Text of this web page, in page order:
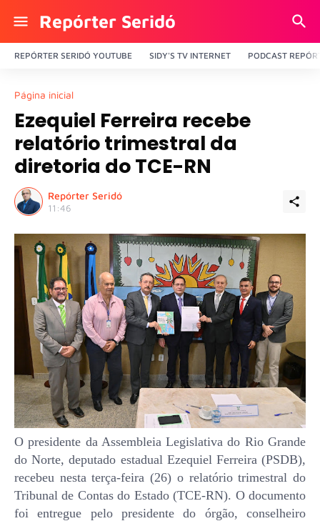
Repórter Seridó
REPÓRTER SERIDÓ YOUTUBE SIDY'S TV INTERNET PODCAST
Página inicial
Ezequiel Ferreira recebe
relatório trimestral da
diretoria do TCE-RN
Repórter Seridó
11:46
O presidente da Assembleia Legislativa do Rio Grande
do Norte, deputado estadual Ezequiel Ferreira (PSDB),
recebeu nesta terça-feira (26) o relatório trimestral do
Tribunal de Contas do Estado (TCE-RN). O documento
foi entregue pelo presidente do órgão, conselheiro